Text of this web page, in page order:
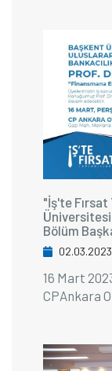
"İş'te
Üniversitesi
Bölüm
02.03.2023
16 Mart
CPAnkara